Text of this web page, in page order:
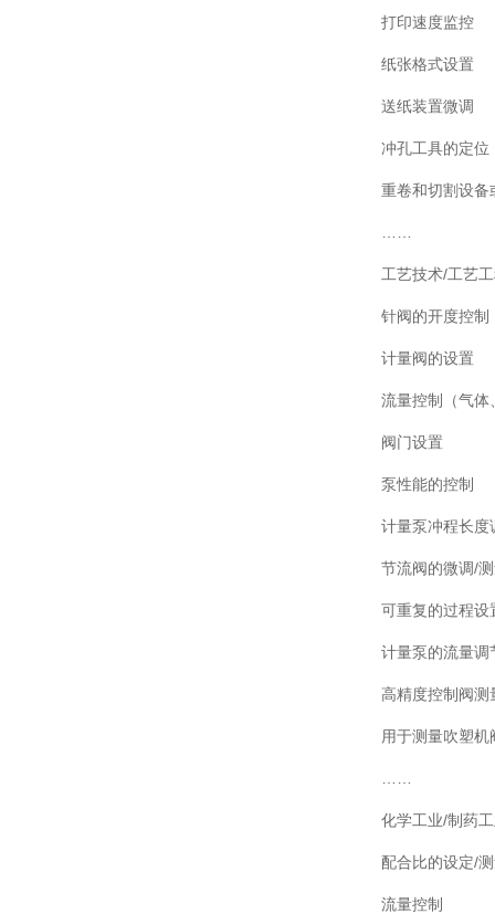
打印速度监控
纸张格式设置
送纸装置微调
冲孔工具的定位
重卷和切割设备
工艺技术/工艺
针阀的开度控制
计量阀的设置
流量控制（气体
阀门设置
泵性能的控制
计量泵冲程长度
节流阀的微调/
可重复的过程设
计量泵的流量调
高精度控制阀测
用于测量吹塑
化学工业/制药
配合比的设定/
流量控制